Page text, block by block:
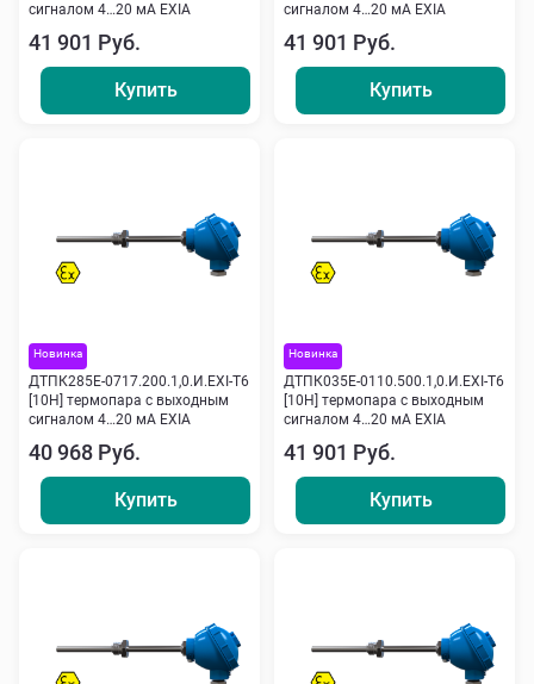
сигналом 4…20 мА EXIA
41 901 Руб.
Купить
сигналом 4…20 мА EXIA
41 901 Руб.
Купить
Новинка
ДТПК285Е-0717.200.1,0.И.ЕХI-Т6
[10Н] термопара с выходным
сигналом 4…20 мА EXIA
40 968 Руб.
Купить
Новинка
ДТПК035Е-0110.500.1,0.И.ЕХI-Т6
[10Н] термопара с выходным
сигналом 4…20 мА EXIA
41 901 Руб.
Купить